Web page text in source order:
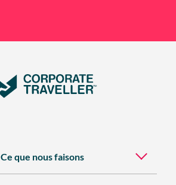
Ce que nous faisons